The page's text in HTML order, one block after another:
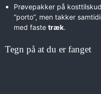
Prøvepakker på
“porto”, men takker
med faste træk.
Tegn på at du er fanget